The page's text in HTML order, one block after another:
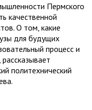
Пермского
качественной
О том, какие
для будущих
процесс и
политехнический